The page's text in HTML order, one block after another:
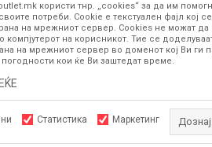
изложени на нашата онлајн продавница
или пак дека сите производи во
за замена на производ или рефундација,
070 275 363 или на е-маил
користи тнр. „cookies“ за да им
потреби. Cookie е текстуален фајл кој
на мрежниот сервер. Cookies не можат да
компјутерот на корисникот. Тие се
на мрежниот сервер во доменот кој Ви ги
кои ќе Ви заштедат време.
Статистика Маркетинг